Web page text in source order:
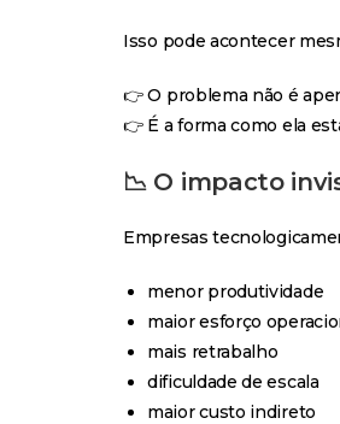
Isso pode acontecer
👉 O problema não é
👉 É a forma como ela
📉 O impacto
Empresas
menor produtividade
maior esforço
mais retrabalho
dificuldade de escala
maior custo indireto